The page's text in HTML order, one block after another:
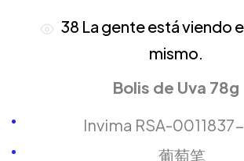
38 La gente está viendo
mismo.
Bolis de Uva 78g
Invima RSA-
葡萄笔